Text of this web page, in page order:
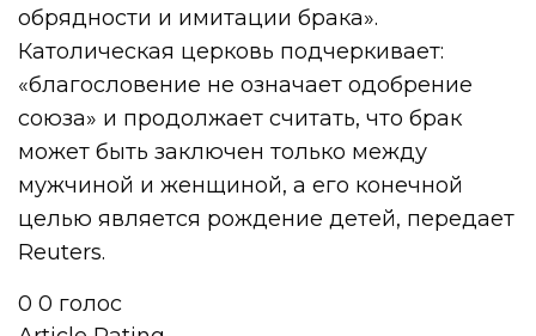
обрядности и имитации брака».
Католическая церковь подчеркивает:
«благословение не означает одобрение
союза» и продолжает считать, что брак
может быть заключен только между
мужчиной и женщиной, а его конечной
целью является рождение детей, передает
Reuters.
0 0 голос